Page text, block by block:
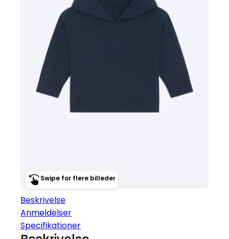
Swipe for flere billeder
Beskrivelse
Anmeldelser
Specifikationer